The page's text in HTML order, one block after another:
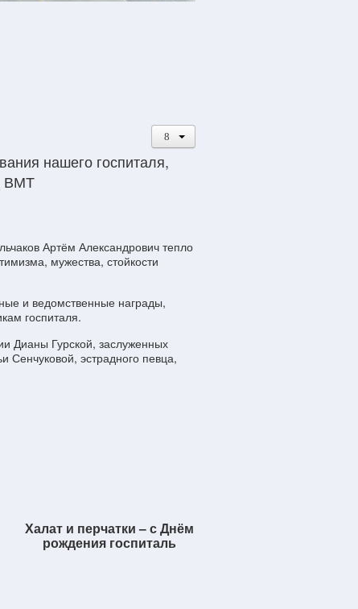
нашего госпиталя,
ВМТ
Артём Александрович тепло
мужества, стойкости
и ведомственные награды,
госпиталя.
Дианы Гурской, заслуженных
эстрадного певца,
Халат и перчатки – с Днём
рождения госпиталь